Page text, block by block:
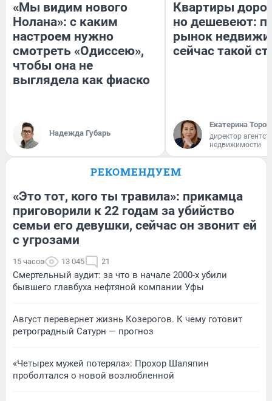
«Мы видим нового
Нолана»: с каким
настроем нужно
смотреть «Одиссею»,
чтобы она не
выглядела как фиаско
Надежда Губарь
Квартиры
но дешевеют:
рынок
сейчас такой
Екатерина
директор
недвижимости
РЕКОМЕНДУЕМ
«Это тот, кого ты травила»: прикамца
приговорили к 22 годам за убийство
семьи его девушки, сейчас он звонит ей
с угрозами
15 часов 13 045 21
Смертельный аудит: за что в начале 2000-х убили
бывшего главбуха нефтяной компании Уфы
Август перевернет жизнь Козерогов. К чему готовит
ретроградный Сатурн — прогноз
«Четырех мужей потеряла»: Прохор Шаляпин
проболтался о новой возлюбленной